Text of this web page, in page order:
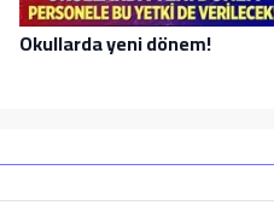
Okullarda yeni dönem!